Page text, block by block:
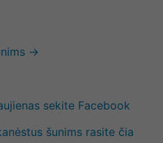
→
sekite Facebook
šunims rasite čia